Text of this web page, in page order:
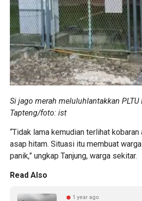
Si jago merah meluluhlantakkan
Tapteng/foto: ist
“Tidak lama kemudian terlihat kobaran
asap hitam. Situasi itu membuat
panik,” ungkap Tanjung, warga sekitar.
Read Also
1 year ago